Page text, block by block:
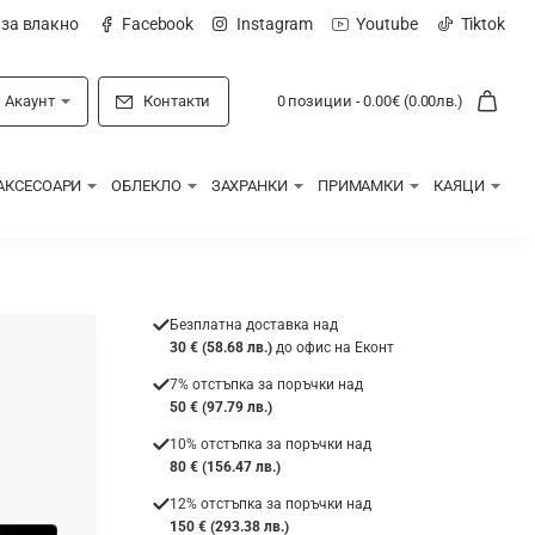
влакно Facebook Instagram Youtube Tiktok
Акаунт Контакти 0 позиции - 0.00€ (0.00лв.)
ОБЛЕКЛО ЗАХРАНКИ ПРИМАМКИ КАЯЦИ
Безплатна доставка над
30 € (58.68 лв.) до офис на Еконт
7% отстъпка за поръчки над
50 € (97.79 лв.)
10% отстъпка за поръчки над
80 € (156.47 лв.)
12% отстъпка за поръчки над
150 € (293.38 лв.)